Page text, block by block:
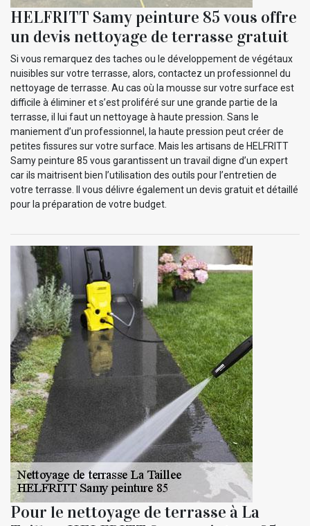
HELFRITT Samy peinture 85 vous offre
un devis nettoyage de terrasse gratuit
Si vous remarquez des taches ou le développement de végétaux
nuisibles sur votre terrasse, alors, contactez un professionnel du
nettoyage de terrasse. Au cas où la mousse sur votre surface est
difficile à éliminer et s’est proliféré sur une grande partie de la
terrasse, il lui faut un nettoyage à haute pression. Sans le
maniement d’un professionnel, la haute pression peut créer de
petites fissures sur votre surface. Mais les artisans de HELFRITT
Samy peinture 85 vous garantissent un travail digne d’un expert
car ils maitrisent bien l’utilisation des outils pour l’entretien de
votre terrasse. Il vous délivre également un devis gratuit et détaillé
pour la préparation de votre budget.
Pour le nettoyage de terrasse à La